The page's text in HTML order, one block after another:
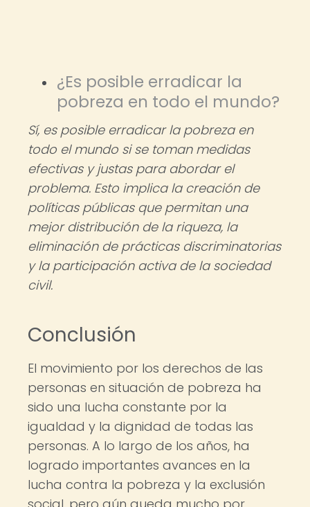
¿Es posible erradicar la
pobreza en todo el mundo?
Sí, es posible erradicar la pobreza en
todo el mundo si se toman medidas
efectivas y justas para abordar el
problema. Esto implica la creación de
políticas públicas que permitan una
mejor distribución de la riqueza, la
eliminación de prácticas discriminatorias
y la participación activa de la sociedad
civil.
Conclusión
El movimiento por los derechos de las
personas en situación de pobreza ha
sido una lucha constante por la
igualdad y la dignidad de todas las
personas. A lo largo de los años, ha
logrado importantes avances en la
lucha contra la pobreza y la exclusión